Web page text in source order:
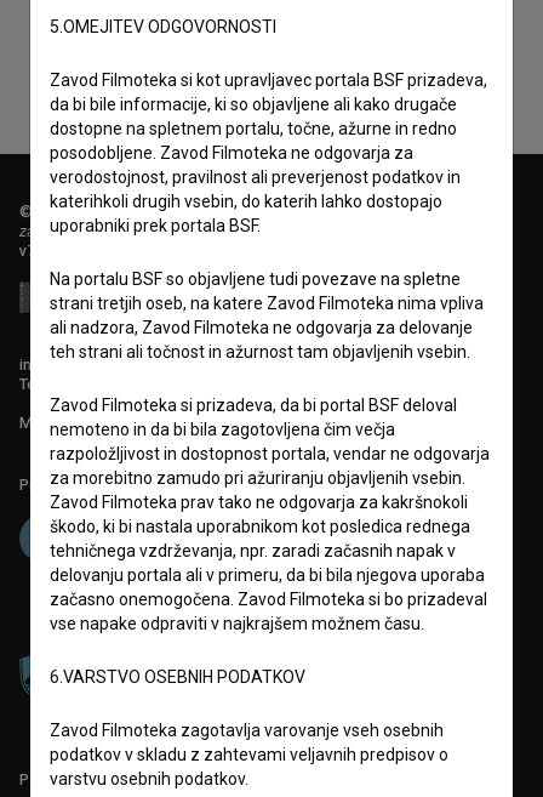
© 2018-2026, Filmoteka,
zavod za širjenje filmske kulture
v7.151.0
info@filmoteka.si
Tehnična pomoč: podpora@bsf.si
Mednarodna številka ISSN 2670-787X
Projekt sofinancira:
PARTNERJI
5.OMEJITEV ODGOVORNOSTI
Zavod Filmoteka si kot upravljavec portala BSF prizadeva,
da bi bile informacije, ki so objavljene ali kako drugače
dostopne na spletnem portalu, točne, ažurne in redno
posodobljene. Zavod Filmoteka ne odgovarja za
verodostojnost, pravilnost ali preverjenost podatkov in
katerihkoli drugih vsebin, do katerih lahko dostopajo
uporabniki prek portala BSF.
Na portalu BSF so objavljene tudi povezave na spletne
strani tretjih oseb, na katere Zavod Filmoteka nima vpliva
ali nadzora, Zavod Filmoteka ne odgovarja za delovanje
teh strani ali točnost in ažurnost tam objavljenih vsebin.
Zavod Filmoteka si prizadeva, da bi portal BSF deloval
nemoteno in da bi bila zagotovljena čim večja
razpoložljivost in dostopnost portala, vendar ne odgovarja
za morebitno zamudo pri ažuriranju objavljenih vsebin.
Zavod Filmoteka prav tako ne odgovarja za kakršnokoli
škodo, ki bi nastala uporabnikom kot posledica rednega
tehničnega vzdrževanja, npr. zaradi začasnih napak v
delovanju portala ali v primeru, da bi bila njegova uporaba
začasno onemogočena. Zavod Filmoteka si bo prizadeval
vse napake odpraviti v najkrajšem možnem času.
6.VARSTVO OSEBNIH PODATKOV
Zavod Filmoteka zagotavlja varovanje vseh osebnih
podatkov v skladu z zahtevami veljavnih predpisov o
varstvu osebnih podatkov.